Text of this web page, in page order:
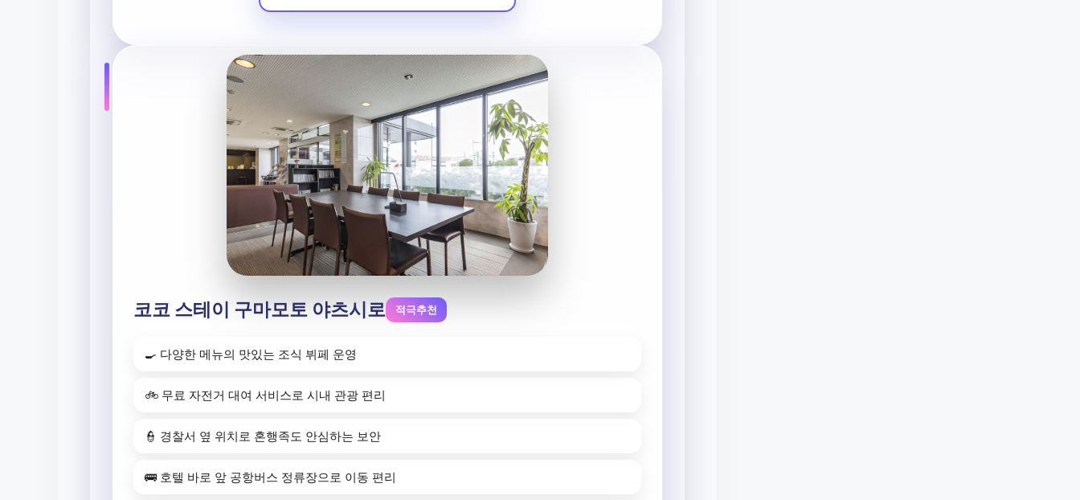
코코 스테이 구마모토 야츠시로 적극추천
🍳 다양한 메뉴의 맛있는 조식 뷔페 운영
🚲 무료 자전거 대여 서비스로 시내 관광 편리
👮 경찰서 옆 위치로 혼행족도 안심하는 보안
🚌 호텔 바로 앞 공항버스 정류장으로 이동 편리